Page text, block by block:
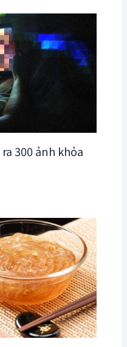
300 ảnh khỏa